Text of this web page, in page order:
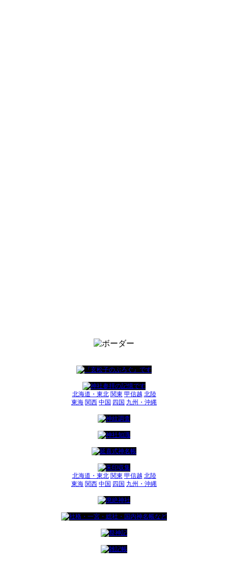
北海道・東北 関東 甲信越 北陸
東海 関西 中国 四国 九州・沖縄
北海道・東北 関東 甲信越 北陸
東海 関西 中国 四国 九州・沖縄